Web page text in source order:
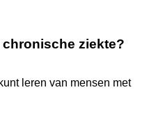
chronische ziekte?
leren van mensen met